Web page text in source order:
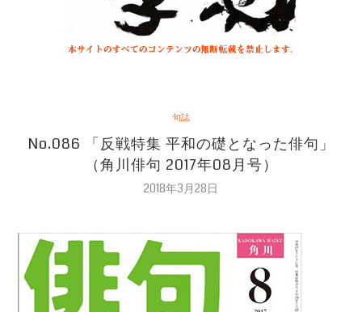
句誌
No.086 「反戦特集 平和の礎となった俳句」
（角川俳句 2017年08月号）
2018年3月28日